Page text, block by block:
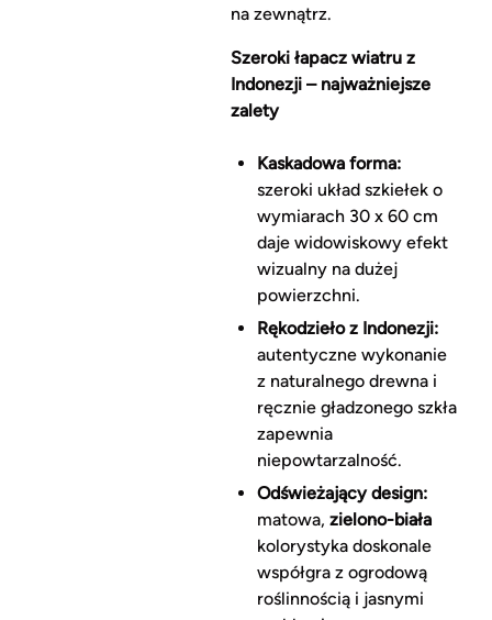
na zewnątrz.
Szeroki łapacz wiatru z
Indonezji – najważniejsze
zalety
Kaskadowa forma:
szeroki układ szkiełek o
wymiarach 30 x 60 cm
daje widowiskowy efekt
wizualny na dużej
powierzchni.
Rękodzieło z Indonezji:
autentyczne wykonanie
z naturalnego drewna i
ręcznie gładzonego szkła
zapewnia
niepowtarzalność.
Odświeżający design:
matowa, zielono-biała
kolorystyka doskonale
współgra z ogrodową
roślinnością i jasnymi